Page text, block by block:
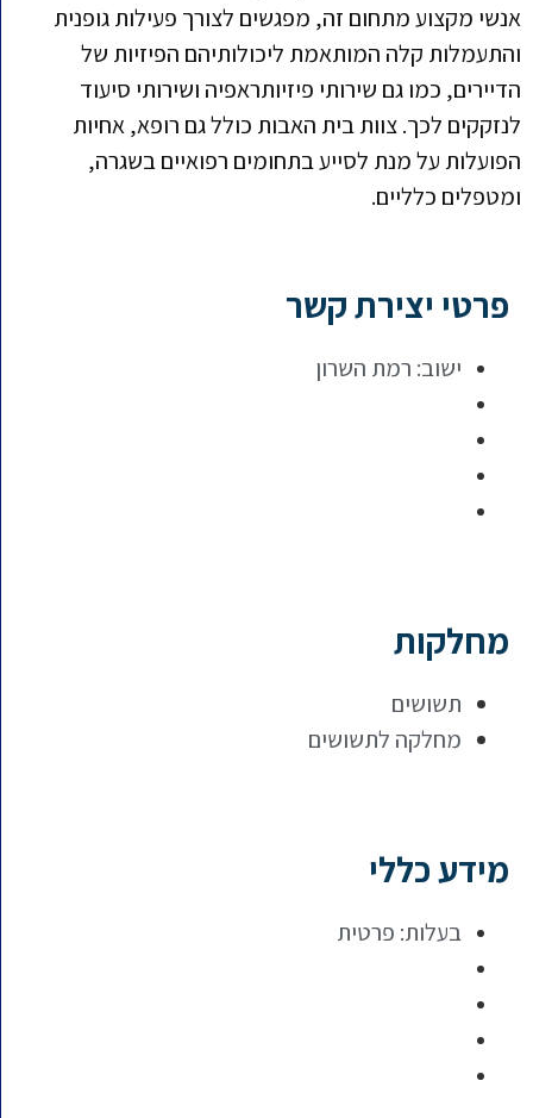
אנשי מקצוע מתחום זה, מפגשים לצורך פעילות גופנית
והתעמלות קלה המותאמת ליכולותיהם הפיזיות של
הדיירים, כמו גם שירותי פיזיותראפיה ושירותי סיעוד
לנזקקים לכך. צוות בית האבות כולל גם רופא, אחיות
הפועלות על מנת לסייע בתחומים רפואיים בשגרה,
ומטפלים כלליים.
פרטי יצירת קשר
ישוב: רמת השרון
מחלקות
תשושים
מחלקה לתשושים
מידע כללי
בעלות: פרטית